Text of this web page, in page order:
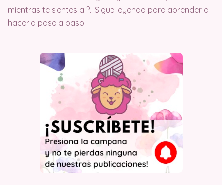
mientras te sientes a ?. ¡Sigue leyendo para aprender a
hacerla paso a paso!